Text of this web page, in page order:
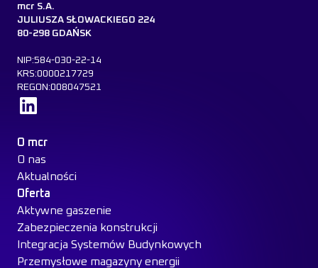
mcr S.A.
JULIUSZA SŁOWACKIEGO 224
80-298 GDAŃSK
NIP:584-030-22-14
KRS:0000217729
REGON:008047521
O mcr
O nas
Aktualności
Oferta
Aktywne gaszenie
Zabezpieczenia konstrukcji
Integracja Systemów Budynkowych
Przemysłowe magazyny energii